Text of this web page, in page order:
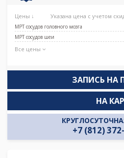
Цены ↓ Указана цена с учетом
МРТ сосудов головного мозга
МРТ сосудов шеи
Все цены
ЗАПИСЬ НА
+7 (812)
НА